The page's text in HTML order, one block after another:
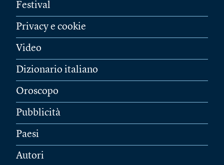
Festival
Privacy e cookie
Video
Dizionario italiano
Oroscopo
Pubblicità
Paesi
Autori